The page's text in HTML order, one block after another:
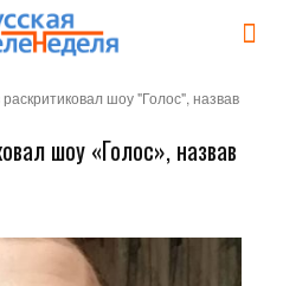
шоу "Голос", назвав
шоу «Голос», назвав